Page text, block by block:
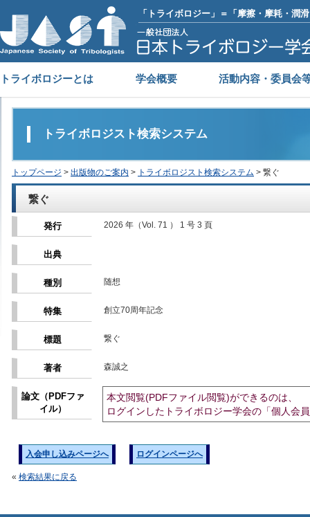
「トライボロジー」＝「摩擦・摩耗・潤
トライボロジーとは 学会概要 活動内容・委員会
トライボロジスト検索システム
トップページ > 出版物のご案内 > トライボロジスト検索システム > 繋ぐ
繋ぐ
発行 2026 年（Vol. 71 ） 1 号 3 頁
出典
種別 随想
特集 創立70周年記念
標題 繋ぐ
著者 森誠之
論文（PDFファ
イル）
本文閲覧(PDFファイル閲覧)ができるのは、
ログインしたトライボロジー学会の「個人会
入会申し込みページへ ログインページへ
« 検索結果に戻る